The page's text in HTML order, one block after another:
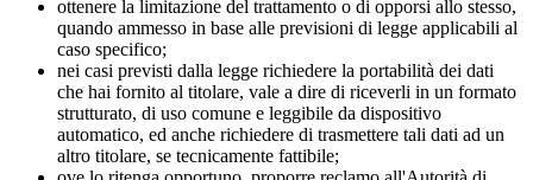
ottenere la limitazione del trattamento o di opporsi allo stesso,
quando ammesso in base alle previsioni di legge applicabili al
caso specifico;
nei casi previsti dalla legge richiedere la portabilità dei dati
che hai fornito al titolare, vale a dire di riceverli in un formato
strutturato, di uso comune e leggibile da dispositivo
automatico, ed anche richiedere di trasmettere tali dati ad un
altro titolare, se tecnicamente fattibile;